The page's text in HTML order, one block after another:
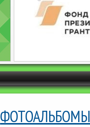
ФОТОАЛЬБОМЫ